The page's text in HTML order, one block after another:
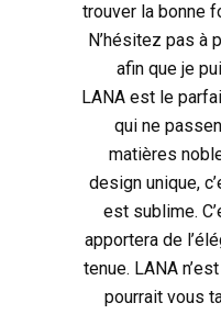
trouver la bonne
N’hésitez pas à
afin que je
LANA est le
qui ne
matières
design unique,
est sublime.
apportera de
tenue. LANA
pourrait vous